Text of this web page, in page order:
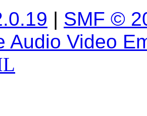
| SMF ©
Audio Video